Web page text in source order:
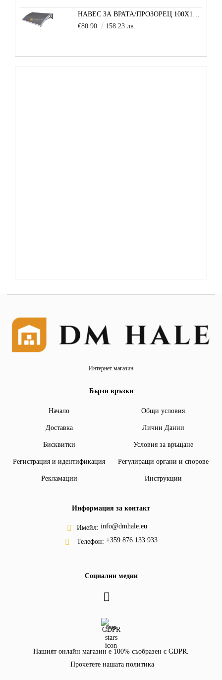
НАВЕС ЗА ВРАТА/ПРОЗОРЕЦ 100Х150 СМ, СИВО-СИВО
€80.90
158.23 лв.
Интернет магазин
Бързи връзки
Начало Общи условия
Доставка Лични Данни
Бисквитки Условия за връщане
Регистрация и идентификация Регулиращи органи и спорове
Рекламации Инструкции
Информация за контакт
Имейл: info@dmhale.eu
Телефон: +359 876 133 933
Социални медии
GDPR
Нашият онлайн магазин е 100% съобразен с GDPR.
Прочетете нашата политика